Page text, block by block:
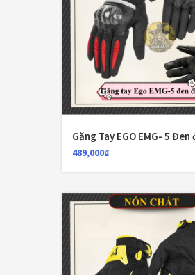
Găng Tay EGO EMG- 5 Đen
489,000₫